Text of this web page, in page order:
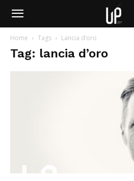
Home Tags Lancia d’oro
Tag: lancia d’oro